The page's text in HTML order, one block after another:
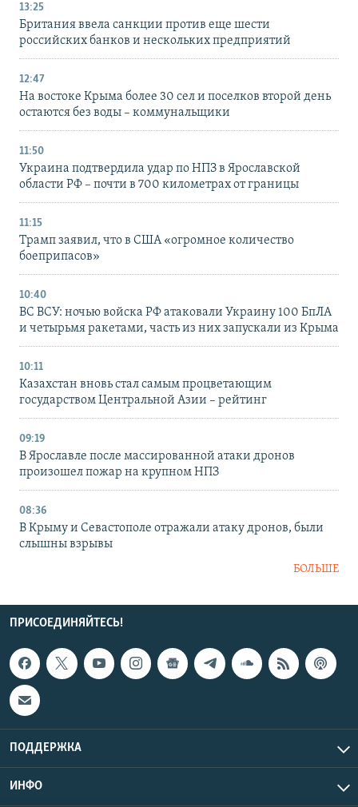
13:25
Британия ввела санкции против еще шести
российских банков и нескольких предприятий
12:47
На востоке Крыма более 30 сел и поселков второй день
остаются без воды – коммунальщики
11:50
Украина подтвердила удар по НПЗ в Ярославской
области РФ – почти в 700 километрах от границы
11:15
Трамп заявил, что в США «огромное количество
боеприпасов»
10:40
ВС ВСУ: ночью войска РФ атаковали Украину 100 БпЛА
и четырьмя ракетами, часть из них запускали из Крыма
10:11
Казахстан вновь стал самым процветающим
государством Центральной Азии – рейтинг
09:19
В Ярославле после массированной атаки дронов
произошел пожар на крупном НПЗ
08:36
В Крыму и Севастополе отражали атаку дронов, были
слышны взрывы
БОЛЬШЕ
ПРИСОЕДИНЯЙТЕСЬ!
ПОДДЕРЖКА
ИНФО